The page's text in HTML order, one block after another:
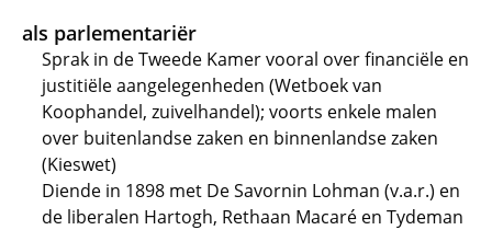
als parlementariër
Sprak in de Tweede Kamer vooral over financiële en
justitiële aangelegenheden (Wetboek van
Koophandel, zuivelhandel); voorts enkele malen
over buitenlandse zaken en binnenlandse zaken
(Kieswet)
Diende in 1898 met De Savornin Lohman (v.a.r.) en
de liberalen Hartogh, Rethaan Macaré en Tydeman